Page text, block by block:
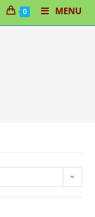
0 MENU